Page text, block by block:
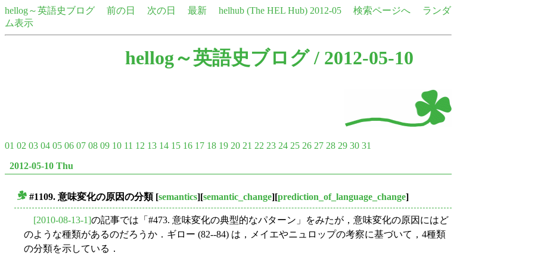
hellog～英語史ブログ 前の日 次の日 最新 helhub (The HEL Hub) 2012-05 検索ページへ
ランダ
ム表示
hellog～英語史ブログ/ 2012-05-10
01 02 03 04 05 06 07 08 09 10 11 12 13 14 15 16 17 18 19 20 21 22 23 24 25 26 27 28 29 30 31
2012-05-10 Thu
#1109. 意味変化の原因の分類[semantics][semantic_change][prediction_of_language_change]
[2010-08-13-1]の記事では「#473. 意味変化の典型的なパターン」をみたが，意味変化の原因にはど
のような種類があるのだろうか．ギロー (82--84) は，メイエやニュロップの考察に基づいて，4種類
の分類を示している．